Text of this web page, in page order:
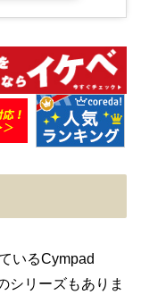
いるCympad
シリーズもありま